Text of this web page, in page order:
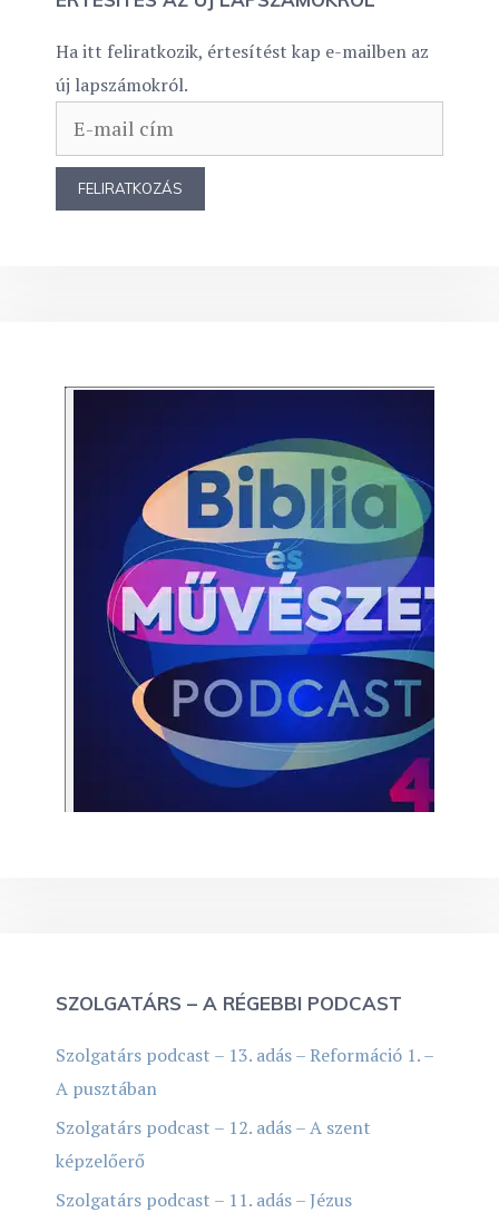
Ha itt feliratkozik, értesítést kap e-mailben az
új lapszámokról.
SZOLGATÁRS – A RÉGEBBI PODCAST
Szolgatárs podcast – 13. adás – Reformáció 1. –
A pusztában
Szolgatárs podcast – 12. adás – A szent
képzelőerő
Szolgatárs podcast – 11. adás – Jézus